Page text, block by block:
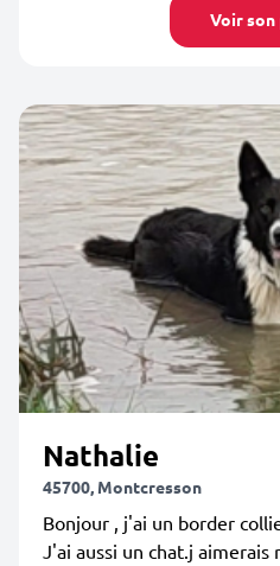
Voir
Nathalie
45700, Montcresson
Bonjour , j'ai un border
J'ai aussi un chat.j aimerais